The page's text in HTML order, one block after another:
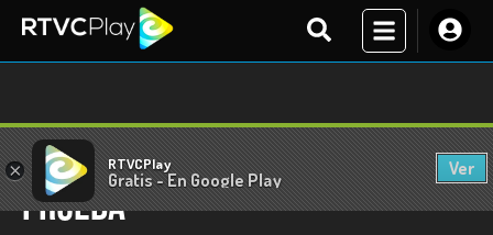
× RTVCPlay
Gratis - En Google Play
Ver
Prueba